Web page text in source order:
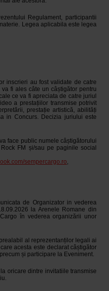
Regulament, participantii
Legea aplicabila este legea
inscrieri au fost validate de catre
va fi ales câte un câștigător pentru
ce va fi apreciata de catre juriul
a prestațiilor transmise potrivit
prestație artistică, abilități
in Concurs. Decizia juriului este
face public numele câștigătorului
FM și/sau pe paginile social
sempercargo.ro,
de Organizator in vederea
la Arenele Romane din
în vederea organizării unor
al reprezentanților legali ai
acesta este declarat câștigător
și participare la Eveniment.
oricare dintre invitatiile transmise